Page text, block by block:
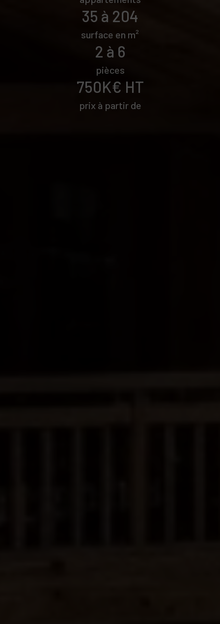
35 à 204
surface en m²
2 à 6
pièces
750K€ HT
prix à partir de